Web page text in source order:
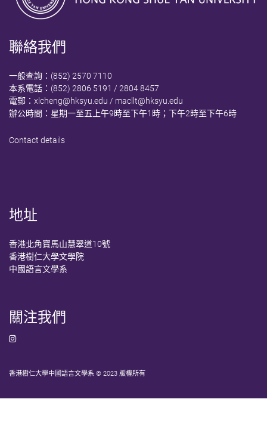
聯絡我們
一般查詢：(852) 2570 7110
本系電話：(852) 2806 5191 / 2804 8457
電郵： xlcheng@hksyu.edu / macllt@hksyu.edu
辦公時間：星期一至五上午9時至下午1時；下午2時至下午6時
Contact details
地址
香港北角寶馬山慧翠道10號
香港樹仁大學文學院
中國語言文學系
關注我們
香港樹仁大學中國語言文學系 © 2023 版權所有